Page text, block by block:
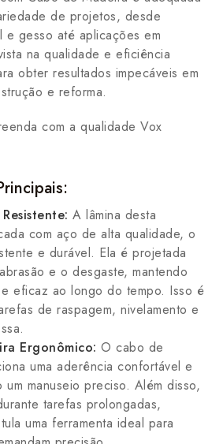
de projetos, desde
e gesso até aplicações em
na qualidade e eficiência
obter resultados impecáveis em
e reforma.
com a qualidade Vox
A lâmina desta
com aço de alta qualidade, o
e durável. Ela é projetada
e o desgaste, mantendo
eficaz ao longo do tempo. Isso é
de raspagem, nivelamento e
Ergonômico: O cabo de
uma aderência confortável e
um manuseio preciso. Além disso,
tarefas prolongadas,
uma ferramenta ideal para